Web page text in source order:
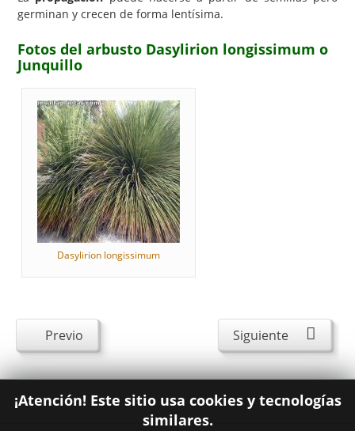
germinan y crecen de forma lentísima.
Fotos del arbusto Dasylirion longissimum o
Junquillo
Dasylirion longissimum
Previo Siguiente
¡Atención! Este sitio usa cookies y tecnologías
similares.